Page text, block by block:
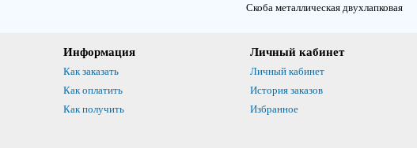
Скоба металлическая двухлапковая
Информация
Как заказать
Как оплатить
Как получить
Личный кабинет
Личный кабинет
История заказов
Избранное